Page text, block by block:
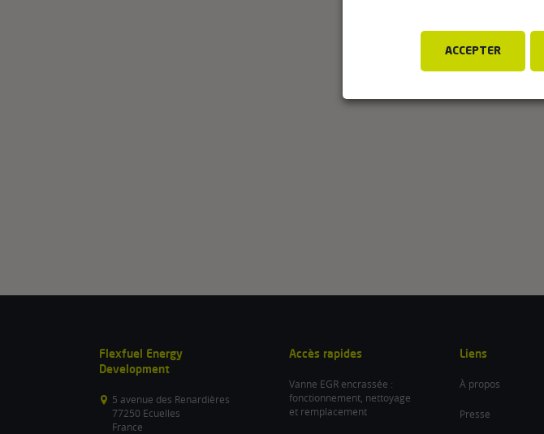
Flexfuel Energy
Development
5 avenue des Renardières
77250 Ecuelles
France
Accès rapides
Vanne EGR encrassée :
fonctionnement, nettoyage
et remplacement
Liens
À propos
Presse
ACCEPTER